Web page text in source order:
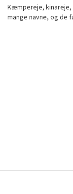
Kæmpereje, kinareje,
mange navne, og de